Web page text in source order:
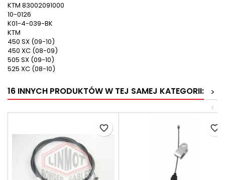
KTM 83002091000
10-0126
K01-4-039-BK
KTM
450 SX (09-10)
450 XC (08-09)
505 SX (09-10)
525 XC (08-10)
16 INNYCH PRODUKTÓW W TEJ SAMEJ KATEGORII:
>
<
favorite_border favorite_border